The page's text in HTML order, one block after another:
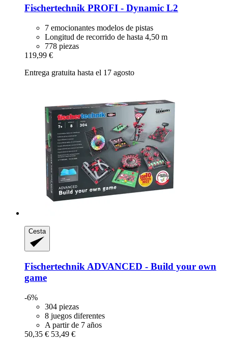
Fischertechnik PROFI -​ Dynamic L2
7 emocionantes modelos de pistas
Longitud de recorrido de hasta 4,50 m
778 piezas
119,99 €
Entrega gratuita hasta el 17 agosto
Cesta
Fischertechnik ADVANCED -​ Build your own
game
-6%
304 piezas
8 juegos diferentes
A partir de 7 años
50,35 € 53,49 €